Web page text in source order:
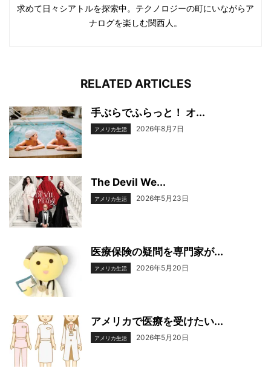
求めて日々シアトルを探索中。テクノロジーの町にいながらア
ナログを楽しむ関西人。
RELATED ARTICLES
手ぶらでふらっと！ オ...
アメリカ生活 2026年8月7日
The Devil We...
アメリカ生活 2026年5月23日
医療保険の疑問を専門家が...
アメリカ生活 2026年5月20日
アメリカで医療を受けたい...
アメリカ生活 2026年5月20日